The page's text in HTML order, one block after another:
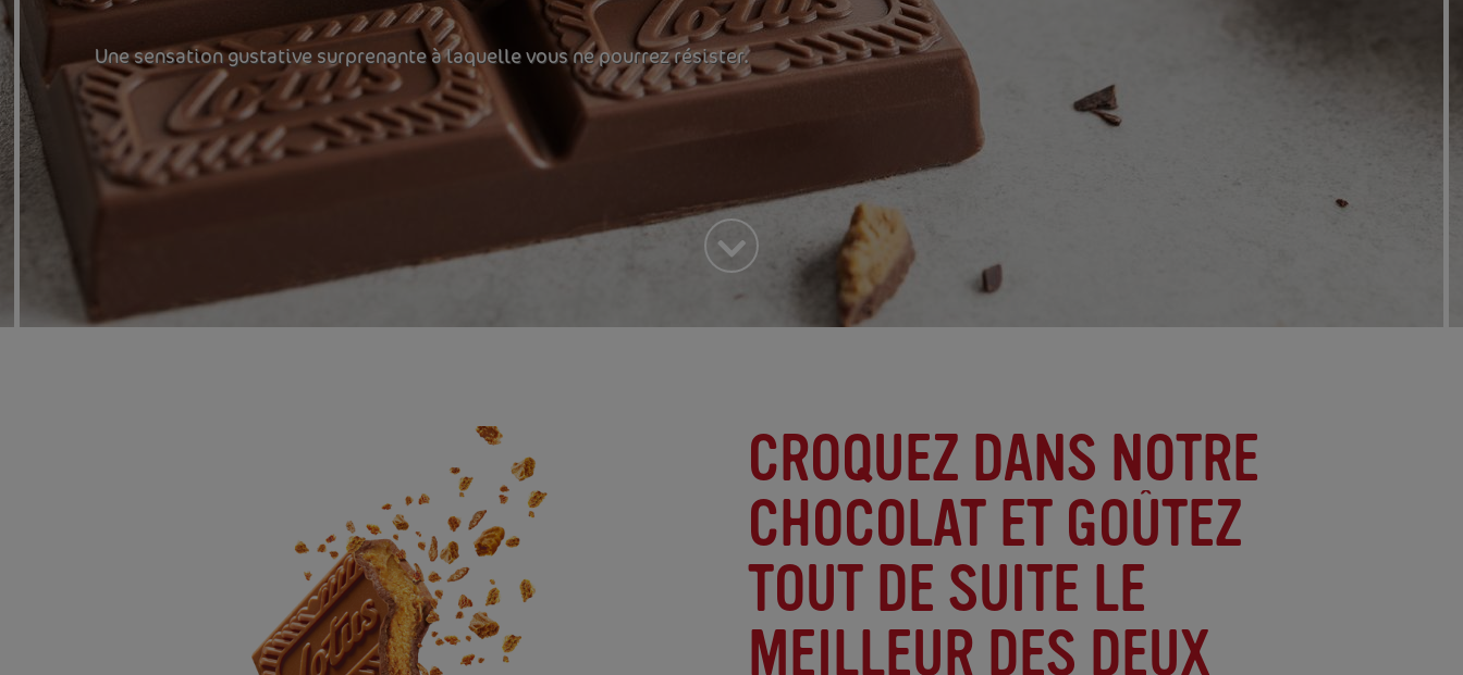
Une sensation gustative surprenante à laquelle vous ne pourrez résister.
CROQUEZ DANS NOTRE
CHOCOLAT ET GOÛTEZ
TOUT DE SUITE LE
MEILLEUR DES DEUX